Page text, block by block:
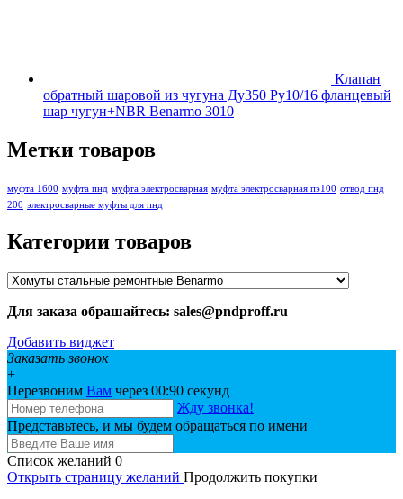
Клапан
обратный шаровой из чугуна Ду350 Ру10/16 фланцевый
шар чугун+NBR Benarmo 3010
Метки товаров
муфта 1600 муфта пнд муфта электросварная муфта электросварная пэ100 отвод пнд
200 электросварные муфты для пнд
Категории товаров
Для заказа обрашайтесь: sales@pndproff.ru
Добавить виджет
Заказать звонок
+
Перезвоним Вам через 00:90 секунд
Жду звонка!
Представьтесь, и мы будем обращаться по имени
Список желаний 0
Открыть страницу желаний Продолжить покупки